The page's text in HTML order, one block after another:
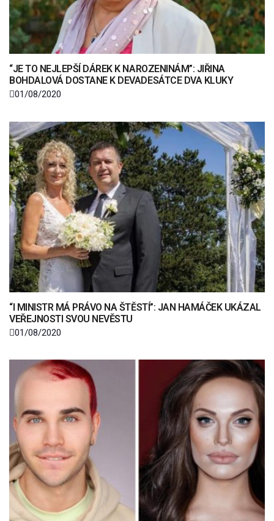
“JE TO NEJLEPŠÍ DÁREK K NAROZENINÁM”: JIŘINA
BOHDALOVÁ DOSTANE K DEVADESÁTCE DVA KLUKY
01/08/2020
“I MINISTR MÁ PRÁVO NA ŠTĚSTÍ”: JAN HAMÁČEK UKÁZAL
VEŘEJNOSTI SVOU NEVĚSTU
01/08/2020